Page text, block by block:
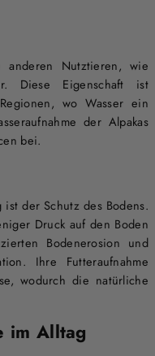
anderen Nutztieren, wie
Diese Eigenschaft ist
wo Wasser ein
der Alpakas
bei.
der Schutz des Bodens.
Druck auf den Boden
Bodenerosion und
Ihre Futteraufnahme
wodurch die natürliche
im Alltag